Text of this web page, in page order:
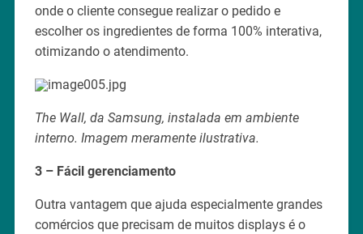
onde o cliente consegue realizar o pedido e
escolher os ingredientes de forma 100% interativa,
otimizando o atendimento.
The Wall, da Samsung, instalada em ambiente
interno. Imagem meramente ilustrativa.
3 – Fácil gerenciamento
Outra vantagem que ajuda especialmente grandes
comércios que precisam de muitos displays é o